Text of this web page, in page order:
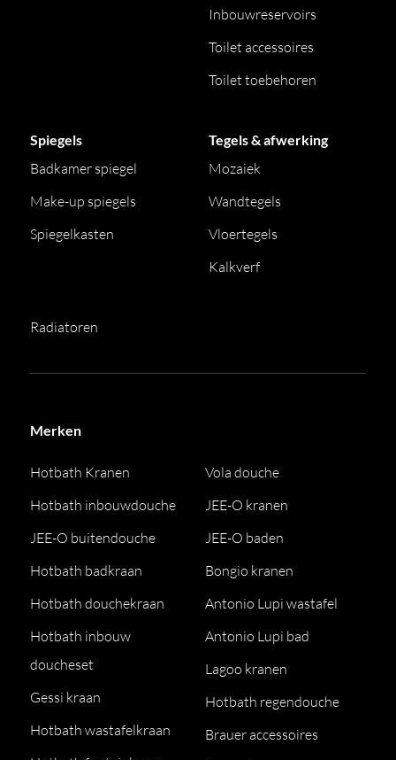
Inbouwreservoirs
Toilet accessoires
Toilet toebehoren
Spiegels
Badkamer spiegel
Make-up spiegels
Spiegelkasten
Tegels & afwerking
Mozaiek
Wandtegels
Vloertegels
Kalkverf
Radiatoren
Merken
Hotbath Kranen
Hotbath inbouwdouche
JEE-O buitendouche
Hotbath badkraan
Hotbath douchekraan
Hotbath inbouw
doucheset
Gessi kraan
Hotbath wastafelkraan
Vola douche
JEE-O kranen
JEE-O baden
Bongio kranen
Antonio Lupi wastafel
Antonio Lupi bad
Lagoo kranen
Hotbath regendouche
Brauer accessoires